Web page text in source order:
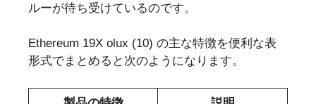
ルーが待ち受けているのです。
Ethereum 19X olux (10) の主な特徴を便利な表
形式でまとめると次のようになります。